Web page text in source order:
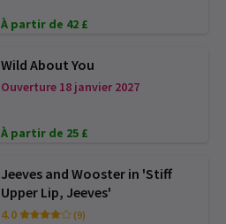
À partir de 42 £
Wild About You
Ouverture 18 janvier 2027
À partir de 25 £
Jeeves and Wooster in 'Stiff
Upper Lip, Jeeves'
4.0 (9)